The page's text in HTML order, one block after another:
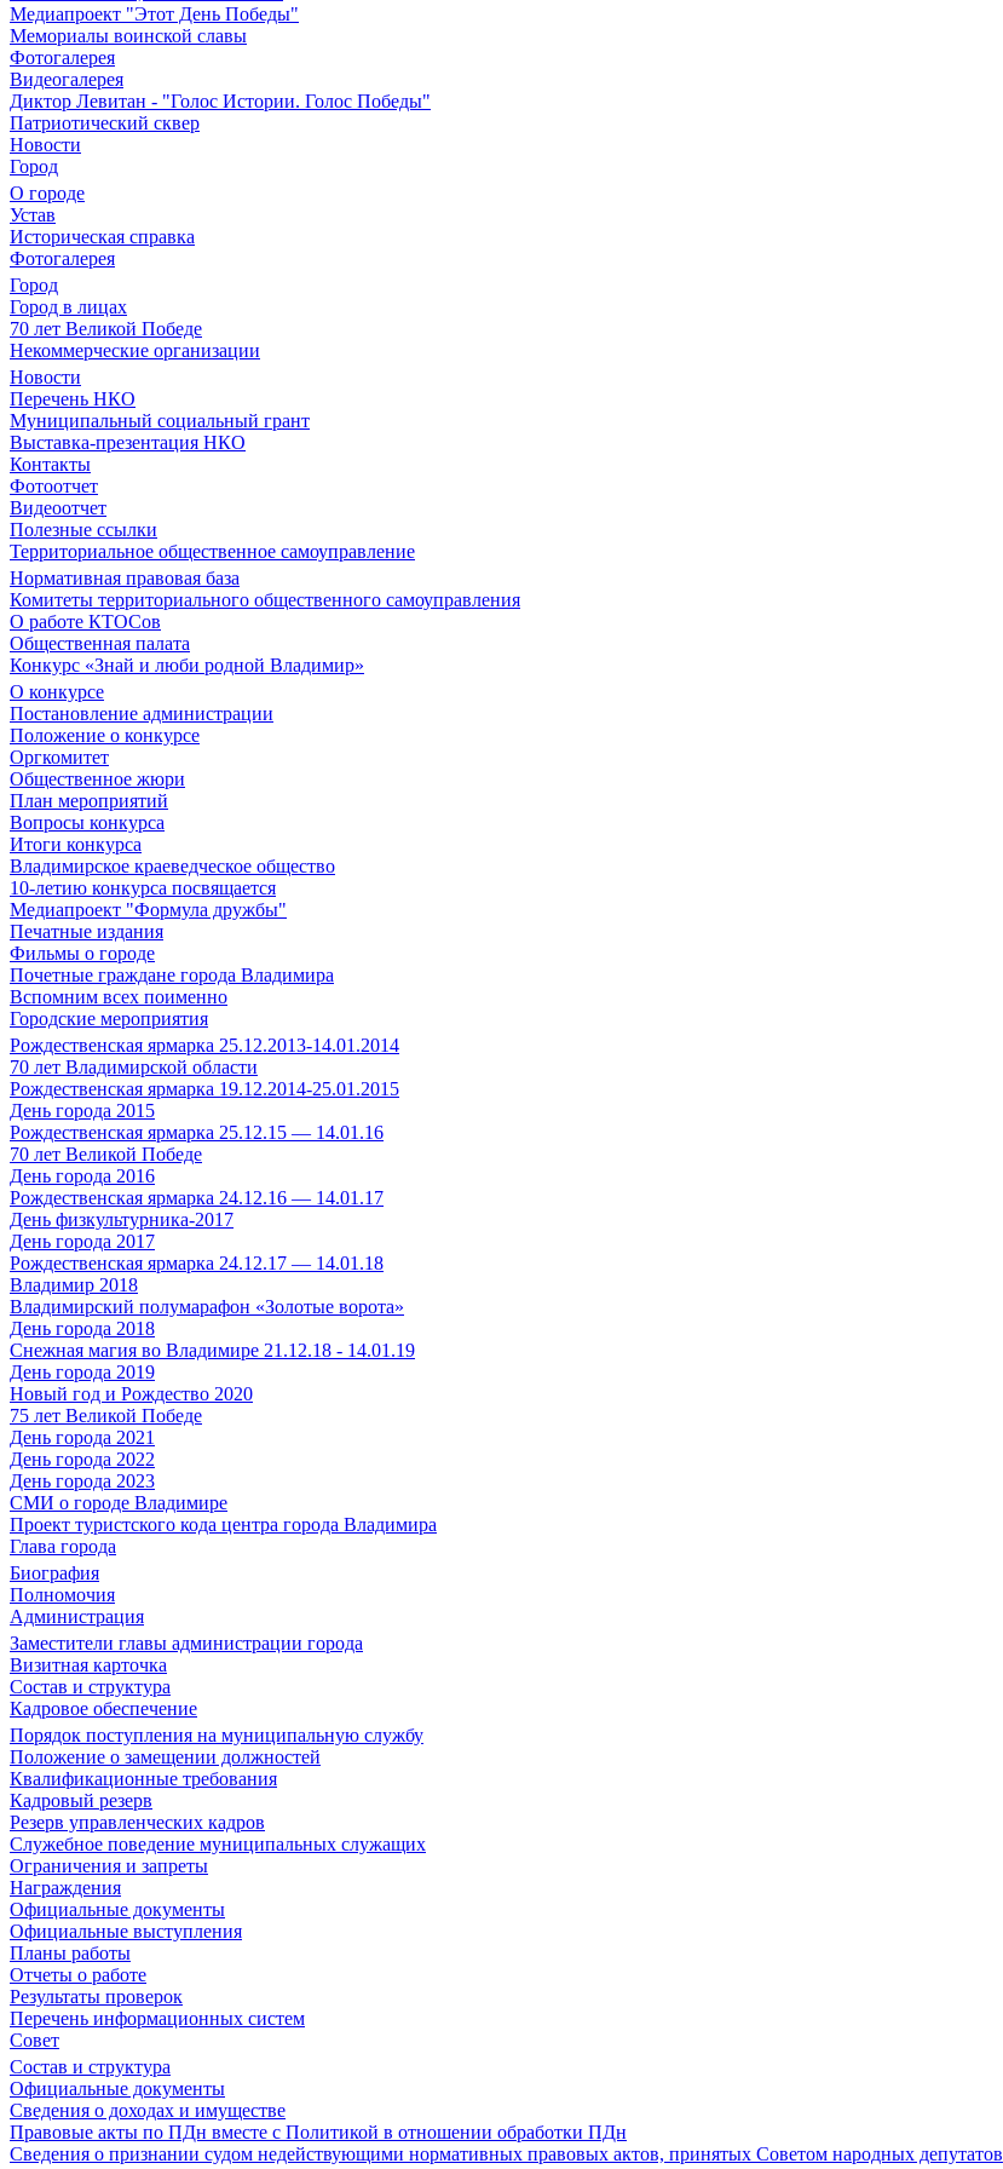
Медиапроект "Этот День Победы"
Мемориалы воинской славы
Фотогалерея
Видеогалерея
Диктор Левитан - "Голос Истории. Голос Победы"
Патриотический сквер
Новости
Город
О городе
Устав
Историческая справка
Фотогалерея
Город
Город в лицах
70 лет Великой Победе
Некоммерческие организации
Новости
Перечень НКО
Муниципальный социальный грант
Выставка-презентация НКО
Контакты
Фотоотчет
Видеоотчет
Полезные ссылки
Территориальное общественное самоуправление
Нормативная правовая база
Комитеты территориального общественного самоуправления
О работе КТОСов
Общественная палата
Конкурс «Знай и люби родной Владимир»
О конкурсе
Постановление администрации
Положение о конкурсе
Оргкомитет
Общественное жюри
План мероприятий
Вопросы конкурса
Итоги конкурса
Владимирское краеведческое общество
10-летию конкурса посвящается
Медиапроект "Формула дружбы"
Печатные издания
Фильмы о городе
Почетные граждане города Владимира
Вспомним всех поименно
Городские мероприятия
Рождественская ярмарка 25.12.2013-14.01.2014
70 лет Владимирской области
Рождественская ярмарка 19.12.2014-25.01.2015
День города 2015
Рождественская ярмарка 25.12.15 — 14.01.16
70 лет Великой Победе
День города 2016
Рождественская ярмарка 24.12.16 — 14.01.17
День физкультурника-2017
День города 2017
Рождественская ярмарка 24.12.17 — 14.01.18
Владимир 2018
Владимирский полумарафон «Золотые ворота»
День города 2018
Снежная магия во Владимире 21.12.18 - 14.01.19
День города 2019
Новый год и Рождество 2020
75 лет Великой Победе
День города 2021
День города 2022
День города 2023
СМИ о городе Владимире
Проект туристского кода центра города Владимира
Глава города
Биография
Полномочия
Администрация
Заместители главы администрации города
Визитная карточка
Состав и структура
Кадровое обеспечение
Порядок поступления на муниципальную службу
Положение о замещении должностей
Квалификационные требования
Кадровый резерв
Резерв управленческих кадров
Служебное поведение муниципальных служащих
Ограничения и запреты
Награждения
Официальные документы
Официальные выступления
Планы работы
Отчеты о работе
Результаты проверок
Перечень информационных систем
Совет
Состав и структура
Официальные документы
Сведения о доходах и имуществе
Правовые акты по ПДн вместе с Политикой в отношении обработки ПДн
Сведения о признании судом недействующими нормативных правовых актов, принятых Советом народных депутатов